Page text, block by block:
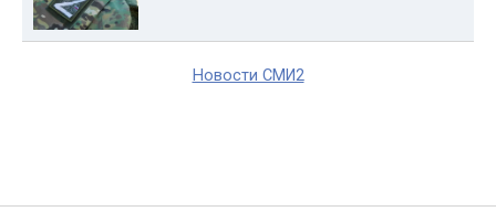
Новости СМИ2